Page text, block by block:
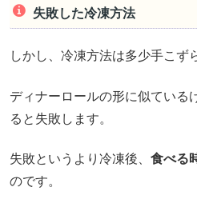
失敗した冷凍方法
しかし、冷凍方法は多少手こず
ディナーロールの形に似ている
ると失敗します。
失敗というより冷凍後、 食べる
のです。